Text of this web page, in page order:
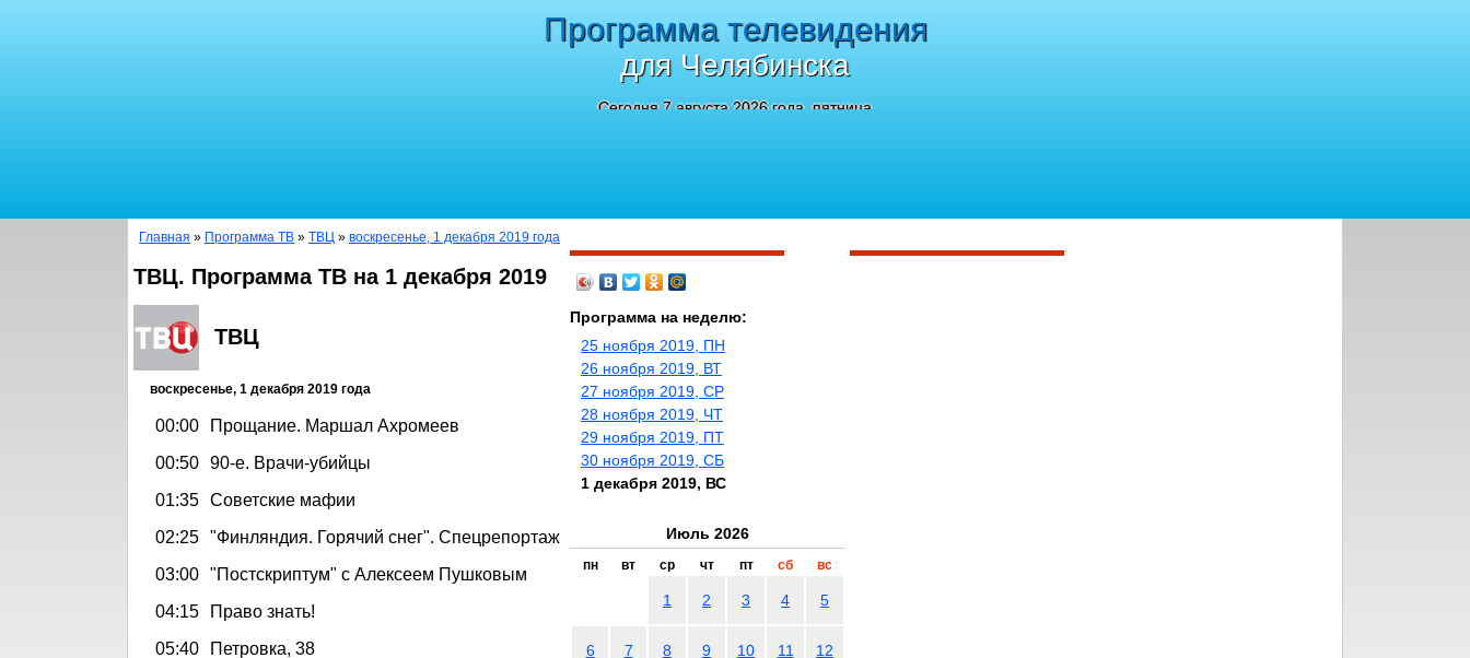
Программа телевидения
для Челябинска
Сегодня 7 августа 2026 года, пятница
Главная » Программа ТВ » ТВЦ » воскресенье, 1 декабря 2019 года
ТВЦ. Программа ТВ на 1 декабря 2019
ТВЦ
воскресенье, 1 декабря 2019 года
00:00
Прощание. Маршал Ахромеев
00:50 90-е. Врачи-убийцы
01:35 Советские мафии
02:25 "Финляндия. Горячий снег". Спецрепортаж
03:00 "Постскриптум" с Алексеем Пушковым
04:15
Право знать!
05:40
Петровка, 38
Программа на неделю:
25 ноября 2019, ПН
26 ноября 2019, ВТ
27 ноября 2019, СР
28 ноября 2019, ЧТ
29 ноября 2019, ПТ
30 ноября 2019, СБ
1 декабря 2019, ВС
Июль 2026
пн вт ср чт пт сб вс
1 2 3 4 5
6 7 8 9 10 11 12